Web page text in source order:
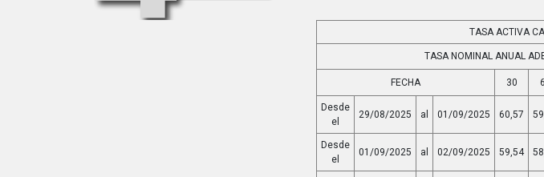
TASA ACTIVA
TASA NOMINAL ANUAL
FECHA 30
Desde
el
29/08/2025 al 01/09/2025 60,57
Desde
el
01/09/2025 al 02/09/2025 59,54